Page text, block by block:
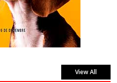
View All